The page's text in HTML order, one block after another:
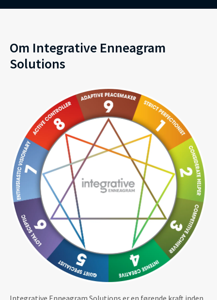
Om Integrative Enneagram
Solutions
Integrative Enneagram Solutions er en førende kraft inden